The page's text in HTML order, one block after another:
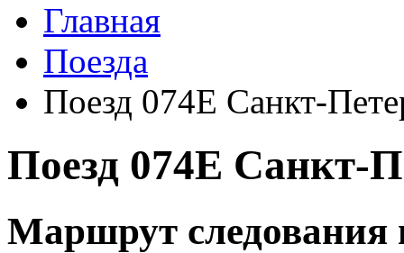
Главная
Поезда
Поезд 074Е Санкт-
Поезд 074Е Санкт-
Маршрут следования